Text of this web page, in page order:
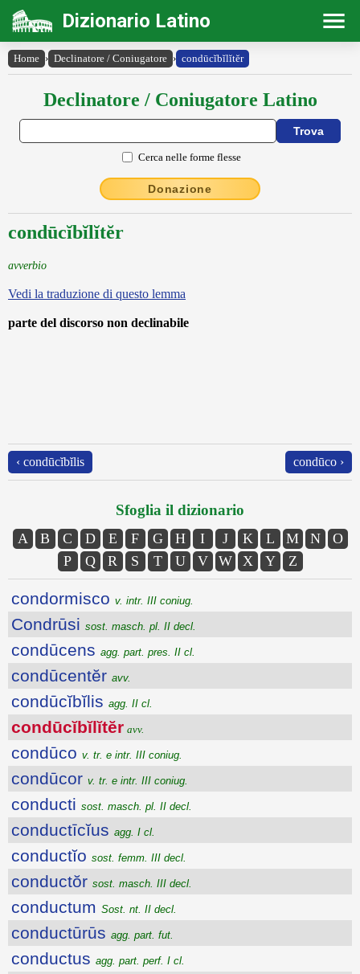
Dizionario Latino
Home › Declinatore / Coniugatore › condūcĭbĭlĭtĕr
Declinatore / Coniugatore Latino
Cerca nelle forme flesse
Donazione
condūcĭbĭlĭtĕr
avverbio
Vedi la traduzione di questo lemma
parte del discorso non declinabile
‹ condūcĭbĭlis condūco ›
Sfoglia il dizionario
A B C D E F G H I J K L M N
O
P
Q R S T U V W X Y Z
condormisco v. intr. III coniug.
Condrūsi sost. masch. pl. II decl.
condūcens agg. part. pres. II cl.
condūcentĕr avv.
condūcĭbĭlis agg. II cl.
condūcĭbĭlĭtĕr avv.
condūco v. tr. e intr. III coniug.
condūcor v. tr. e intr. III coniug.
conducti sost. masch. pl. II decl.
conductīcĭus agg. I cl.
conductĭo sost. femm. III decl.
conductŏr sost. masch. III decl.
conductum Sost. nt. II decl.
conductūrūs agg. part. fut.
conductus agg. part. perf. I cl.